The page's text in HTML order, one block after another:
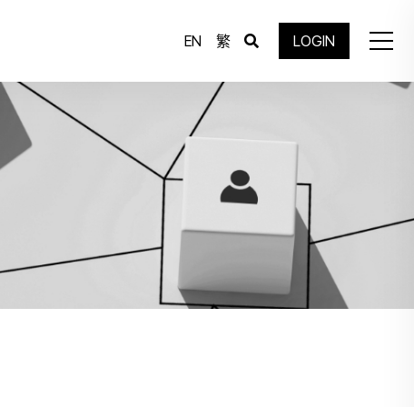
EN 繁 LOGIN